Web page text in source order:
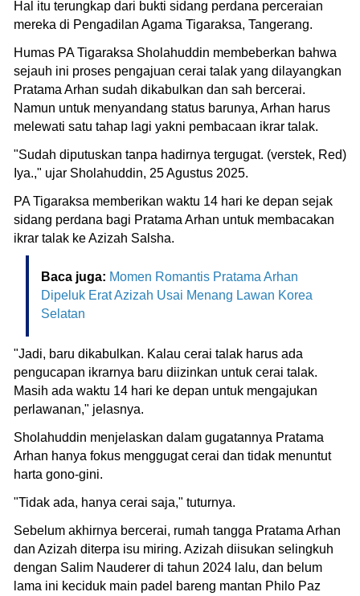
Hal itu terungkap dari bukti sidang perdana perceraian
mereka di Pengadilan Agama Tigaraksa, Tangerang.
Humas PA Tigaraksa Sholahuddin membeberkan bahwa
sejauh ini proses pengajuan cerai talak yang dilayangkan
Pratama Arhan sudah dikabulkan dan sah bercerai.
Namun untuk menyandang status barunya, Arhan harus
melewati satu tahap lagi yakni pembacaan ikrar talak.
"Sudah diputuskan tanpa hadirnya tergugat. (verstek, Red)
Iya.," ujar Sholahuddin, 25 Agustus 2025.
PA Tigaraksa memberikan waktu 14 hari ke depan sejak
sidang perdana bagi Pratama Arhan untuk membacakan
ikrar talak ke Azizah Salsha.
Baca juga: Momen Romantis Pratama Arhan
Dipeluk Erat Azizah Usai Menang Lawan Korea
Selatan
"Jadi, baru dikabulkan. Kalau cerai talak harus ada
pengucapan ikrarnya baru diizinkan untuk cerai talak.
Masih ada waktu 14 hari ke depan untuk mengajukan
perlawanan," jelasnya.
Sholahuddin menjelaskan dalam gugatannya Pratama
Arhan hanya fokus menggugat cerai dan tidak menuntut
harta gono-gini.
"Tidak ada, hanya cerai saja," tuturnya.
Sebelum akhirnya bercerai, rumah tangga Pratama Arhan
dan Azizah diterpa isu miring. Azizah diisukan selingkuh
dengan Salim Nauderer di tahun 2024 lalu, dan belum
lama ini keciduk main padel bareng mantan Philo Paz